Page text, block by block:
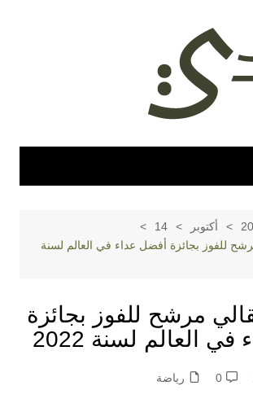
أكتوبر
14
للفوز بجائزة أفضل عداء في العالم لسنة
مرشح للفوز بجائزة
العالم لسنة 2022
0 رياضة